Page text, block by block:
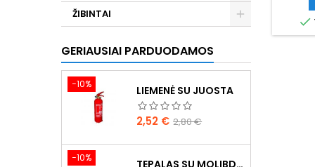
ŽIBINTAI
GERIAUSIAI PARDUODAMOS
−10% LIEMENĖ SU JUOSTA
Kaina
2,52 € Bazinė
2,80 €
−10%
